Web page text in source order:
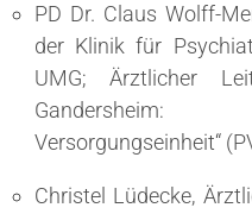
PD Dr. Claus Wolff-
der Klinik für
UMG; Ärztlicher
Gandersheim:
Versorgungseinheit“
Christel Lüdecke,